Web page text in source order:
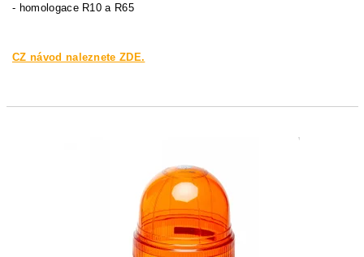
- homologace R10 a R65
CZ návod naleznete ZDE.